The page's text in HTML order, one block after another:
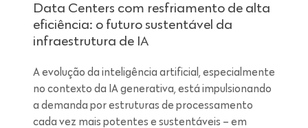
Data Centers com resfriamento de alta
eficiência: o futuro sustentável da
infraestrutura de IA
A evolução da inteligência artificial, especialmente
no contexto da IA generativa, está impulsionando
a demanda por estruturas de processamento
cada vez mais potentes e sustentáveis – em